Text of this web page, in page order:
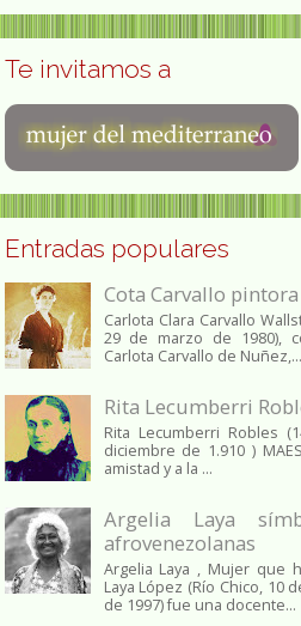
Te invitamos a
Entradas populares
Cota Carvallo
Carlota Clara Carvallo
29 de marzo de 1980),
Carlota Carvallo de Nuñez,...
Rita Lecumberri
Rita Lecumberri Robles
diciembre de 1.910 )
amistad y a la ...
Argelia Laya
afrovenezolanas
Argelia Laya , Mujer que
Laya López (Río Chico, 10
de 1997) fue una docente...